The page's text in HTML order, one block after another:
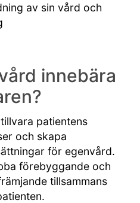
av sin vård och
innebära
patientens
och skapa
för egenvård.
förebyggande och
tillsammans